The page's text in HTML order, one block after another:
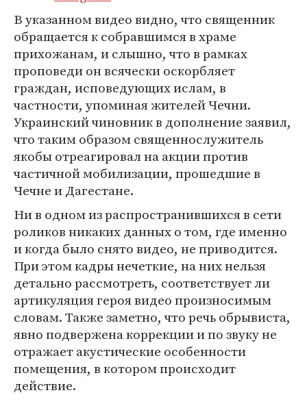
В указанном видео видно, что священник
обращается к собравшимся в храме
прихожанам, и слышно, что в рамках
проповеди он всячески оскорбляет
граждан, исповедующих ислам, в
частности, упоминая жителей Чечни.
Украинский чиновник в дополнение заявил,
что таким образом священнослужитель
якобы отреагировал на акции против
частичной мобилизации, прошедшие в
Чечне и Дагестане.
Ни в одном из распространившихся в сети
роликов никаких данных о том, где именно
и когда было снято видео, не приводится.
При этом кадры нечеткие, на них нельзя
детально рассмотреть, соответствует ли
артикуляция героя видео произносимым
словам. Также заметно, что речь обрывиста,
явно подвержена коррекции и по звуку не
отражает акустические особенности
помещения, в котором происходит
действие.